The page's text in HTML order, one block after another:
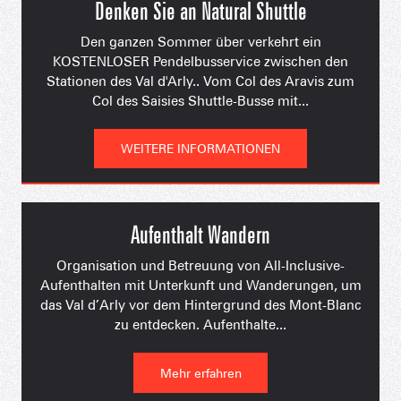
Denken Sie an Natural Shuttle
Den ganzen Sommer über verkehrt ein
KOSTENLOSER Pendelbusservice zwischen den
Stationen des Val d'Arly.. Vom Col des Aravis zum
Col des Saisies Shuttle-Busse mit...
WEITERE INFORMATIONEN
Aufenthalt Wandern
Organisation und Betreuung von All-Inclusive-
Aufenthalten mit Unterkunft und Wanderungen, um
das Val d’Arly vor dem Hintergrund des Mont-Blanc
zu entdecken. Aufenthalte...
Mehr erfahren